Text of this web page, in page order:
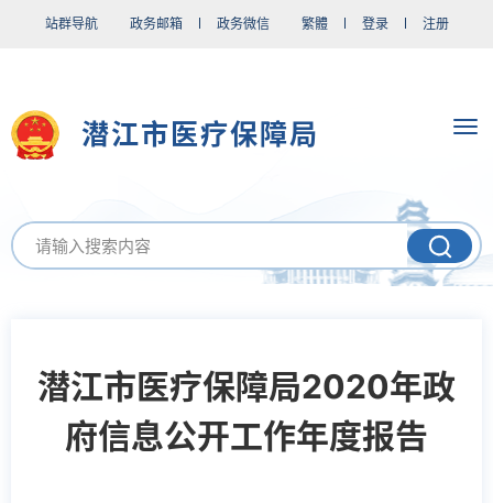
站群导航 政务邮箱 政务微信 繁體 登录 注册
潜江市医疗保障局
潜江市医疗保障局2020年政
府信息公开工作年度报告